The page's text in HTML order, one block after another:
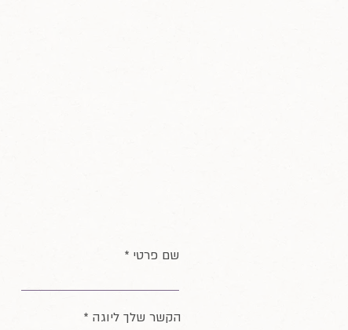
שם פרטי
הקשר שלך ליוגה *